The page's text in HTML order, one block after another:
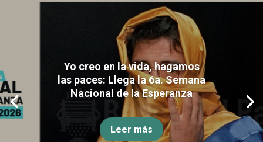
Yo creo en la vida, hagamos
las paces: Llega la 6a. Semana
Nacional de la Esperanza
Leer más